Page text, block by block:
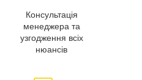
Консультація
менеджера та
узгодження всіх
нюансів